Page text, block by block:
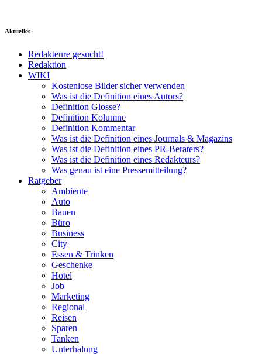
Aktuelles
Redakteure gesucht!
Redaktion
WIKI
Kostenlose Bilder sicher verwenden
Was ist die Definition eines Autors?
Definition Glosse?
Definition Kolumne
Definition Kommentar
Was ist die Definition eines Journals & Magazins
Was ist die Definition eines PR-Beraters?
Was ist die Definition eines Redakteurs?
Was genau ist eine Pressemitteilung?
Ratgeber
Ambiente
Auto
Bauen
Büro
Business
City
Essen & Trinken
Geschenke
Hotel
Job
Marketing
Regional
Reisen
Sparen
Tanken
Unterhalung